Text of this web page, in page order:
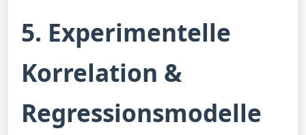
5. Experimentelle
Korrelation &
Regressionsmodelle